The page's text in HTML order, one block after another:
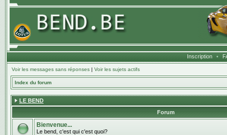
Inscription •
Voir les messages sans réponses | Voir les sujets actifs
Index du forum
LE BEND
Forum
Bienvenue...
Le bend, c'est qui c'est quoi?